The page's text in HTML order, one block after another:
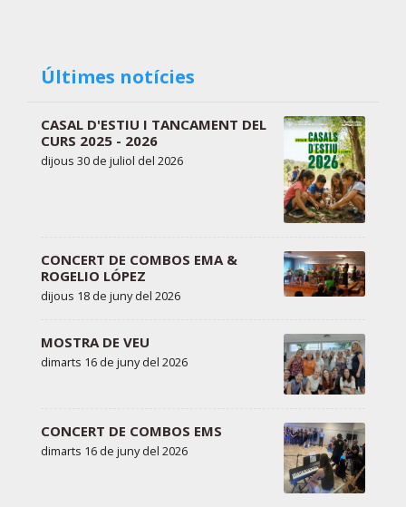
Últimes notícies
CASAL D'ESTIU I TANCAMENT DEL
CURS 2025 - 2026
dijous 30 de juliol del 2026
CONCERT DE COMBOS EMA &
ROGELIO LÓPEZ
dijous 18 de juny del 2026
MOSTRA DE VEU
dimarts 16 de juny del 2026
CONCERT DE COMBOS EMS
dimarts 16 de juny del 2026